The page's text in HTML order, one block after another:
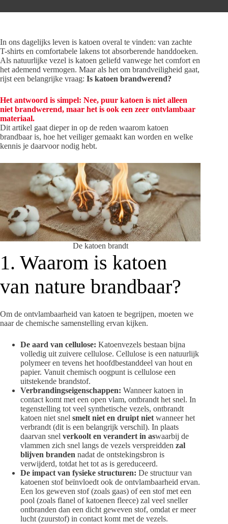
In ons dagelijks leven is katoen overal te vinden: van zachte
T-shirts en comfortabele lakens tot absorberende handdoeken.
Als natuurlijke vezel is katoen geliefd vanwege het comfort en
het ademend vermogen. Maar als het om brandveiligheid gaat,
rijst een belangrijke vraag: Is katoen brandwerend?
Het antwoord is simpel: Nee, puur katoen is niet alleen
niet brandwerend, maar het is ook een zeer ontvlambaar
materiaal.
Dit artikel gaat dieper in op de reden waarom katoen
brandbaar is, hoe het veiliger gemaakt kan worden en welke
kennis je daarvoor nodig hebt.
De katoen brandt
1. Waarom is katoen
van nature brandbaar?
Om de ontvlambaarheid van katoen te begrijpen, moeten we
naar de chemische samenstelling ervan kijken.
De aard van cellulose: Katoenvezels bestaan ​​bijna
volledig uit zuivere cellulose. Cellulose is een natuurlijk
polymeer en tevens het hoofdbestanddeel van hout en
papier. Vanuit chemisch oogpunt is cellulose een
uitstekende brandstof.
Verbrandingseigenschappen: Wanneer katoen in
contact komt met een open vlam, ontbrandt het snel. In
tegenstelling tot veel synthetische vezels, ontbrandt
katoen niet snel smelt niet en druipt niet wanneer het
verbrandt (dit is een belangrijk verschil). In plaats
daarvan snel verkoolt en verandert in aswaarbij de
vlammen zich snel langs de vezels verspreidden zal
blijven branden nadat de ontstekingsbron is
verwijderd, totdat het tot as is gereduceerd.
De impact van fysieke structuren: De structuur van
katoenen stof beïnvloedt ook de ontvlambaarheid ervan.
Een los geweven stof (zoals gaas) of een stof met een
pool (zoals flanel of katoenen fleece) zal veel sneller
ontbranden dan een dicht geweven stof, omdat er meer
lucht (zuurstof) in contact komt met de vezels.